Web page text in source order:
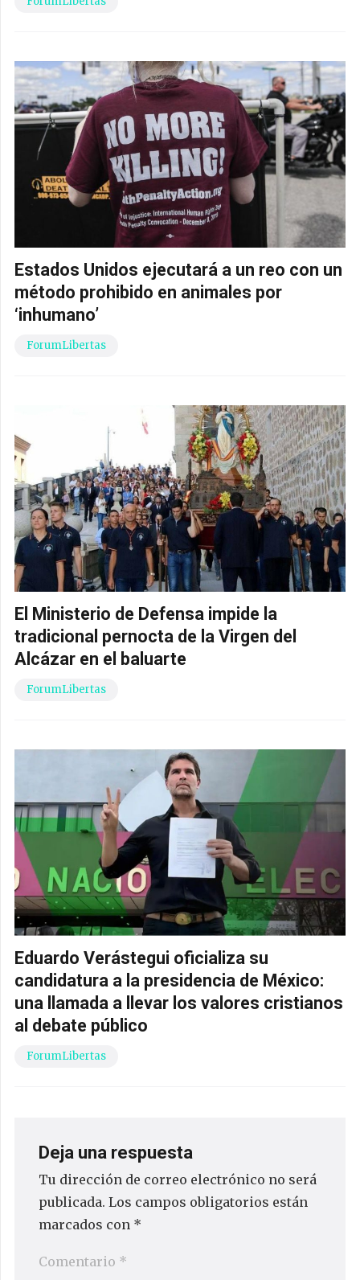
Estados Unidos ejecutará a un reo con un
método prohibido en animales por
‘inhumano’
ForumLibertas
El Ministerio de Defensa impide la
tradicional pernocta de la Virgen del
Alcázar en el baluarte
ForumLibertas
Eduardo Verástegui oficializa su
candidatura a la presidencia de México:
una llamada a llevar los valores cristianos
al debate público
ForumLibertas
Deja una respuesta
Tu dirección de correo electrónico no será
publicada. Los campos obligatorios están
marcados con *